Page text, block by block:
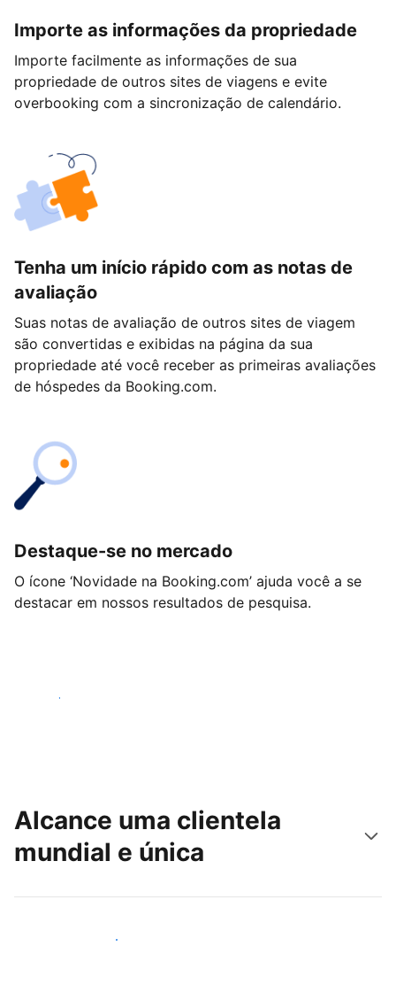
Importe as informações da propriedade
Importe facilmente as informações de sua
propriedade de outros sites de viagens e evite
overbooking com a sincronização de calendário.
Tenha um início rápido com as notas de
avaliação
Suas notas de avaliação de outros sites de viagem
são convertidas e exibidas na página da sua
propriedade até você receber as primeiras avaliações
de hóspedes da Booking.com.
Destaque-se no mercado
O ícone ‘Novidade na Booking.com’ ajuda você a se
destacar em nossos resultados de pesquisa.
Começar
Alcance uma clientela
mundial e única
Alcançar novos hóspedes